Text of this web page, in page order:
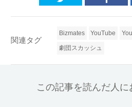
関連タグ
Bizmates YouTube
劇団スカッシュ
この記事を読んだ人